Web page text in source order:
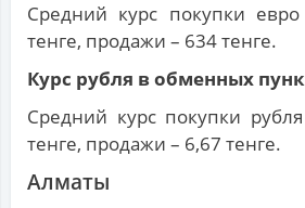
Средний курс покупки
тенге, продажи – 634 тенге.
Курс рубля в обменных
Средний курс покупки
тенге, продажи – 6,67 тенге.
Алматы